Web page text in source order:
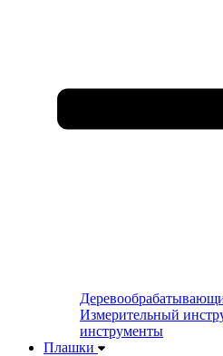
Измерительный
инструменты
Плашки